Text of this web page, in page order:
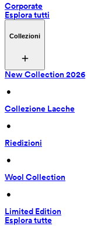
Corporate
Esplora tutti
Collezioni
New Collection 2026
•
Collezione Lacche
•
Riedizioni
•
Wool Collection
•
Limited Edition
Esplora tutte